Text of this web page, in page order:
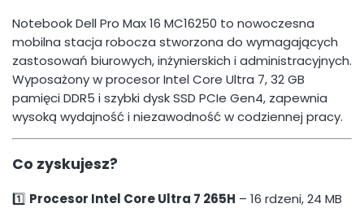
Notebook Dell Pro Max 16 MC16250 to nowoczesna
mobilna stacja robocza stworzona do wymagających
zastosowań biurowych, inżynierskich i administracyjnych.
Wyposażony w procesor Intel Core Ultra 7, 32 GB
pamięci DDR5 i szybki dysk SSD PCIe Gen4, zapewnia
wysoką wydajność i niezawodność w codziennej pracy.
Co zyskujesz?
1️⃣ Procesor Intel Core Ultra 7 265H – 16 rdzeni, 24 MB